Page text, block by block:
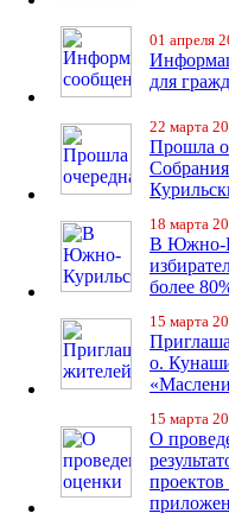
01 апреля
для
22 марта
Прошла
18 марта
В Южно-
более
15 марта
о.
15 марта
О